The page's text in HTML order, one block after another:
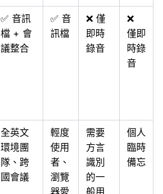
✅ 音訊
檔 + 會
議整合
✅ 音
訊檔
❌ 僅
即時
錄音
❌
僅即
時錄
音
全英文
環境團
隊、跨
國會議
輕度
使用
者、
瀏覽
器愛
需要
方言
識別
的一
般用
個人
臨時
備忘